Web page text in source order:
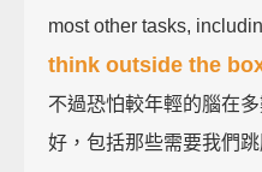
most other tasks,
think outside the
不過恐怕較年輕的腦在
好，包括那些需要我們